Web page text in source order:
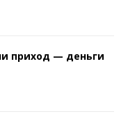
приход — деньги